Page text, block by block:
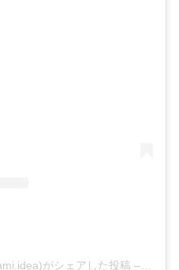
がシェアした投稿 –